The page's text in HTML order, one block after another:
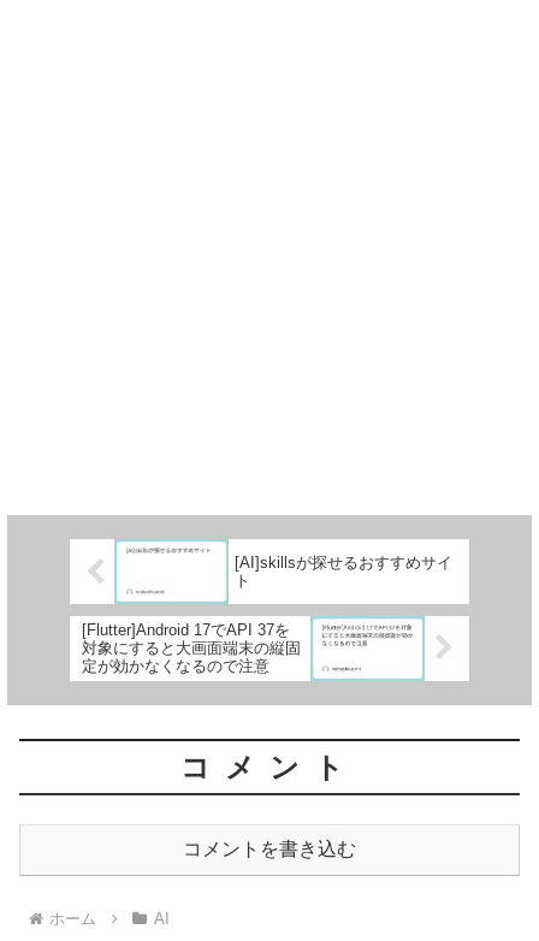
[AI]skillsが探せるおすすめサイ
ト
[Flutter]Android 17でAPI 37を
対象にすると大画面端末の縦固
定が効かなくなるので注意
コメント
コメントを書き込む
ホーム AI